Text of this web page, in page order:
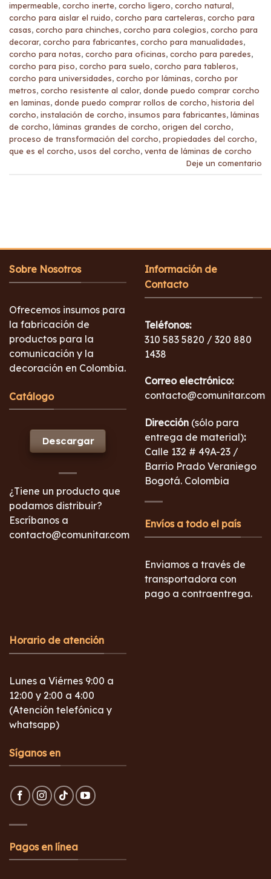
impermeable, corcho inerte, corcho ligero, corcho natural,
corcho para aislar el ruido, corcho para carteleras, corcho para
casas, corcho para chinches, corcho para colegios, corcho para
decorar, corcho para fabricantes, corcho para manualidades,
corcho para notas, corcho para oficinas, corcho para paredes,
corcho para piso, corcho para suelo, corcho para tableros,
corcho para universidades, corcho por láminas, corcho por
metros, corcho resistente al calor, donde puedo comprar corcho
en laminas, donde puedo comprar rollos de corcho, historia del
corcho, instalación de corcho, insumos para fabricantes, láminas
de corcho, láminas grandes de corcho, origen del corcho,
proceso de transformación del corcho, propiedades del corcho,
que es el corcho, usos del corcho, venta de láminas de corcho
Deje un comentario
Sobre Nosotros
Ofrecemos insumos para
la fabricación de
productos para la
comunicación y la
decoración en Colombia.
Catálogo
Descargar
¿Tiene un producto que
podamos distribuir?
Escríbanos a
contacto@comunitar.com
Información de
Contacto
Teléfonos:
310 583 5820 / 320 880
1438
Correo electrónico:
contacto@comunitar.com
Dirección (sólo para
entrega de material):
Calle 132 # 49A-23 /
Barrio Prado Veraniego
Bogotá. Colombia
Envíos a todo el país
Enviamos a través de
transportadora con
pago a contraentrega.
Horario de atención
Lunes a Viérnes 9:00 a
12:00 y 2:00 a 4:00
(Atención telefónica y
whatsapp)
Síganos en
Pagos en línea